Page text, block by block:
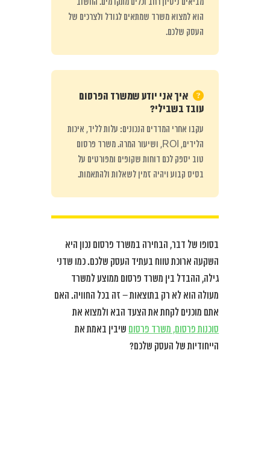
מביאים ניסיון רחב וכלים מתקדמים. החשוב
הוא למצוא משרד שמתאים לגודל ולצרכים של
העסק שלכם.
איך אני יודע שמשרד הפרסום
עובד בשבילי?
עקבו אחרי המדדים הנכונים: עלות לליד, איכות
הלידים, ROI, ושיעור המרה. משרד פרסום
טוב יספק לכם דוחות שקופים ומפורטים על
בסיס קבוע ויהיה זמין לשאלות ולהתאמות.
בסופו של דבר, הבחירה במשרד פרסום נכון היא
השקעה ארוכת טווח בעתיד העסק שלכם. כמו שדני
גילה, ההבדל בין משרד פרסום ממוצע למשרד
מעולה הוא לא רק בתוצאות – זה בכל החוויה. האם
אתם מוכנים לקחת את הצעד הבא ולמצוא את
סוכנות פרסום, משרד פרסום שיבין באמת את
הייחודיות של העסק שלכם?